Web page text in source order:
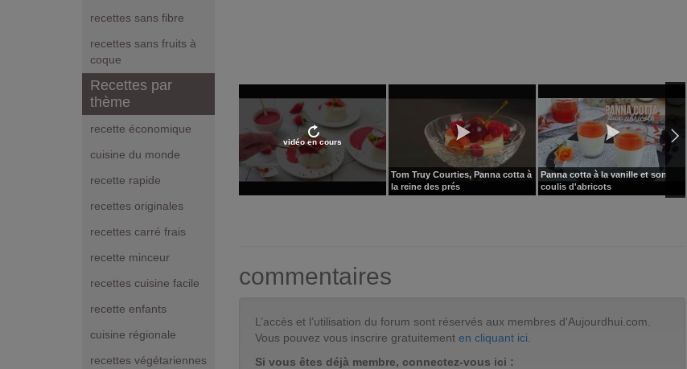
recettes sans fibre
recettes sans fruits à
coque
Recettes par
thème
recette économique
cuisine du monde
recette rapide
recettes originales
recettes carré frais
recette minceur
recettes cuisine facile
recette enfants
cuisine régionale
recettes végétariennes
vidéo en cours
Tom Truy Courties, Panna cotta à
la reine des prés
Panna cotta à la vanille et son
coulis d'abricots
commentaires
L’accès et l’utilisation du forum sont réservés aux membres d'Aujourdhui.com.
Vous pouvez vous inscrire gratuitement en cliquant ici
Si vous êtes déjà membre, connectez-vous ici :